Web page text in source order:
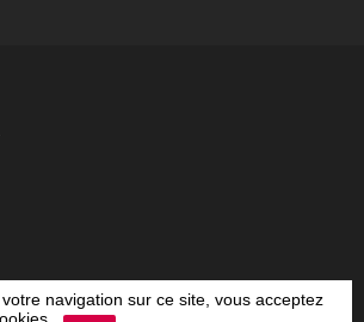
navigation sur ce site, vous acceptez